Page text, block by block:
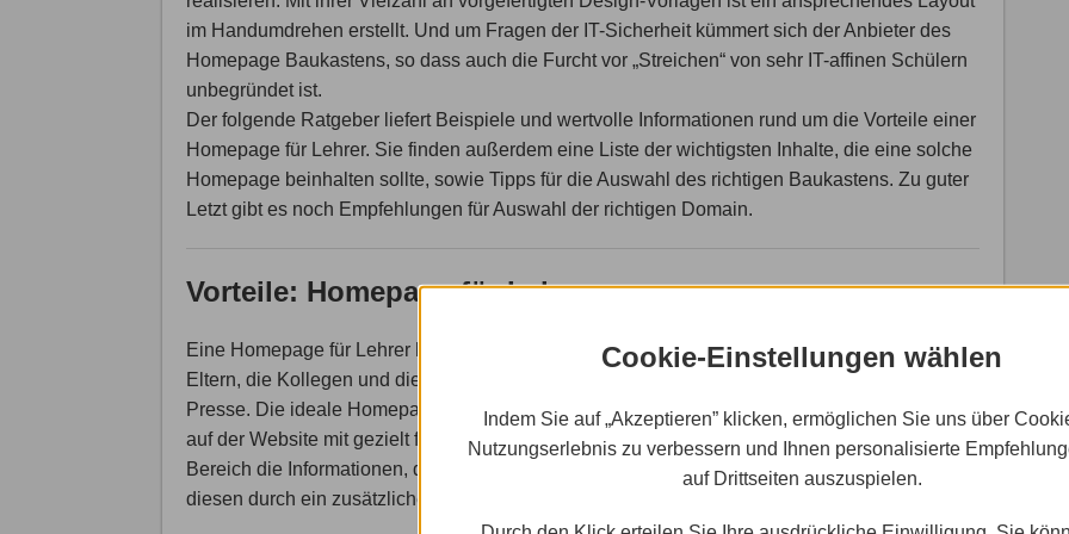
Cookie-Einstellungen wählen
Indem Sie auf „Akzeptieren” klicken, ermöglichen Sie uns über
Nutzungserlebnis zu verbessern und Ihnen personalisierte
auf Drittseiten auszuspielen.
im Handumdrehen erstellt. Und um Fragen der IT-Sicherheit kümmert sich der Anbieter des
Homepage Baukastens, so dass auch die Furcht vor „Streichen“ von sehr IT-affinen Schülern
unbegründet ist.
Der folgende Ratgeber liefert Beispiele und wertvolle Informationen rund um die Vorteile einer
Homepage für Lehrer. Sie finden außerdem eine Liste der wichtigsten Inhalte, die eine solche
Homepage beinhalten sollte, sowie Tipps für die Auswahl des richtigen Baukastens. Zu guter
Letzt gibt es noch Empfehlungen für Auswahl der richtigen Domain.
Vorteile: Homepage für Lehrer
Eine Homepage für Lehrer hat in der Regel vier verschiedene Zielgruppen: die Schüler, die
Eltern, die Kollegen und die breite Öffentlichkeit, in einzelnen Fällen vertreten durch die
Presse. Die ideale Homepage für Lehrer bietet allen vier Zielgruppen einen eigenen Bereich
auf der Website mit gezielt für sie bereitgestellten Informationen. So findet jeder in seinem
Bereich die Informationen, die für ihn relevant sind. Je nach Bereich kann es sinnvoll sein,
diesen durch ein zusätzliches Passwort bzw. einen Mitgliederbereich zu sichern.